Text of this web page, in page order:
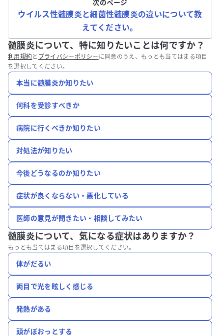
次のページ
ウイルス性髄膜炎と細菌性髄膜炎の違いについて教
えてください。
髄膜炎について、特に知りたいことは何ですか？
利用規約と プライバシーポリシー に同意のうえ、もっとも当てはまる項目
を選択してください。
本当に髄膜炎か知りたい
何科を受診すべきか
病院に行くべきか知りたい
対処法が知りたい
今後どうなるのか知りたい
症状が良くならない・悪化している
医師の意見が聞きたい・相談してみたい
髄膜炎について、 気になる症状はありますか？
もっとも当てはまる項目を選択してください。
体がだるい
両目で光を眩しく感じる
発熱がある
頭がぼおっとする